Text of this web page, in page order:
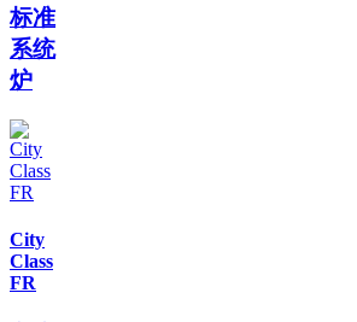
标准
系统
炉
City
Class
FR